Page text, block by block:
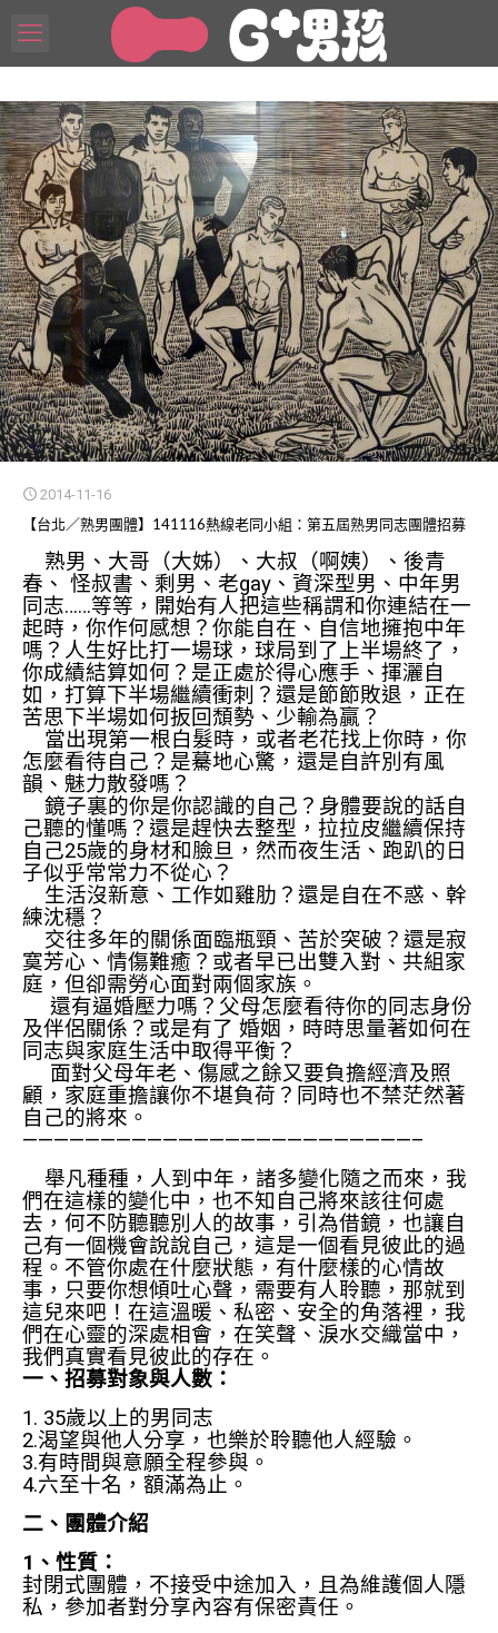
2014-11-16
【台北／熟男團體】141116熱線老同小組：第五屆熟男同志團體招募
熟男、大哥（大姊）、大叔（啊姨）、後青
春、 怪叔書、剩男、老gay、資深型男、中年男
同志……等等，開始有人把這些稱謂和你連結在一
起時，你作何感想？你能自在、自信地擁抱中年
嗎？人生好比打一場球，球局到了上半場終了，
你成績結算如何？是正處於得心應手、揮灑自
如，打算下半場繼續衝刺？還是節節敗退，正在
苦思下半場如何扳回頹勢、少輸為贏？
當出現第一根白髮時，或者老花找上你時，你
怎麼看待自己？是驀地心驚，還是自許別有風
韻、魅力散發嗎？
鏡子裏的你是你認識的自己？身體要說的話自
己聽的懂嗎？還是趕快去整型，拉拉皮繼續保持
自己25歲的身材和臉旦，然而夜生活、跑趴的日
子似乎常常力不從心？
生活沒新意、工作如雞肋？還是自在不惑、幹
練沈穩？
交往多年的關係面臨瓶頸、苦於突破？還是寂
寞芳心、情傷難癒？或者早已出雙入對、共組家
庭，但卻需勞心面對兩個家族。
還有逼婚壓力嗎？父母怎麼看待你的同志身份
及伴侶關係？或是有了 婚姻，時時思量著如何在
同志與家庭生活中取得平衡？
面對父母年老、傷感之餘又要負擔經濟及照
顧，家庭重擔讓你不堪負荷？同時也不禁茫然著
自己的將來。
—————————————————————————–
舉凡種種，人到中年，諸多變化隨之而來，我
們在這樣的變化中，也不知自己將來該往何處
去，何不防聽聽別人的故事，引為借鏡，也讓自
己有一個機會說說自己，這是一個看見彼此的過
程。不管你處在什麼狀態，有什麼樣的心情故
事，只要你想傾吐心聲，需要有人聆聽，那就到
這兒來吧！在這溫暖、私密、安全的角落裡，我
們在心靈的深處相會，在笑聲、淚水交織當中，
我們真實看見彼此的存在。
一、招募對象與人數：
1. 35歲以上的男同志
2.渴望與他人分享，也樂於聆聽他人經驗。
3.有時間與意願全程參與。
4.六至十名，額滿為止。
二、團體介紹
1、性質：
封閉式團體，不接受中途加入，且為維護個人隱
私，參加者對分享內容有保密責任。